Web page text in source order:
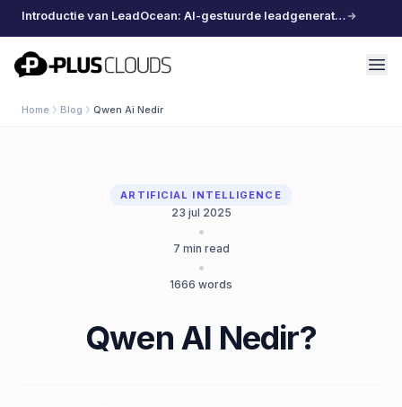
Introductie van LeadOcean: AI-gestuurde leadgeneratie, samengestelde data, moeiteloos schalen
PlusClouds
Home Blog Qwen Ai Nedir
ARTIFICIAL INTELLIGENCE
23 jul 2025
•
7 min read
•
1666 words
Qwen AI Nedir?